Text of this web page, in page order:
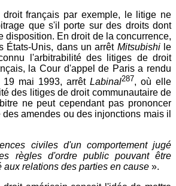
droit français par exemple, le litige ne
que s'il porte sur des droits dont
disposition. En droit de la concurrence,
États-Unis, dans un arrêtMitsubishile
l'arbitrabilité des litiges de droit
la Cour d'appel de Paris a rendu
mai 1993, arrêt Labinal287, où elle
des litiges de droit communautaire de
ne peut cependant pas prononcer
amendes ou des injonctions mais il
civiles d'un comportement jugé
règles d'ordre public pouvant être
aux relations des parties en cause ».